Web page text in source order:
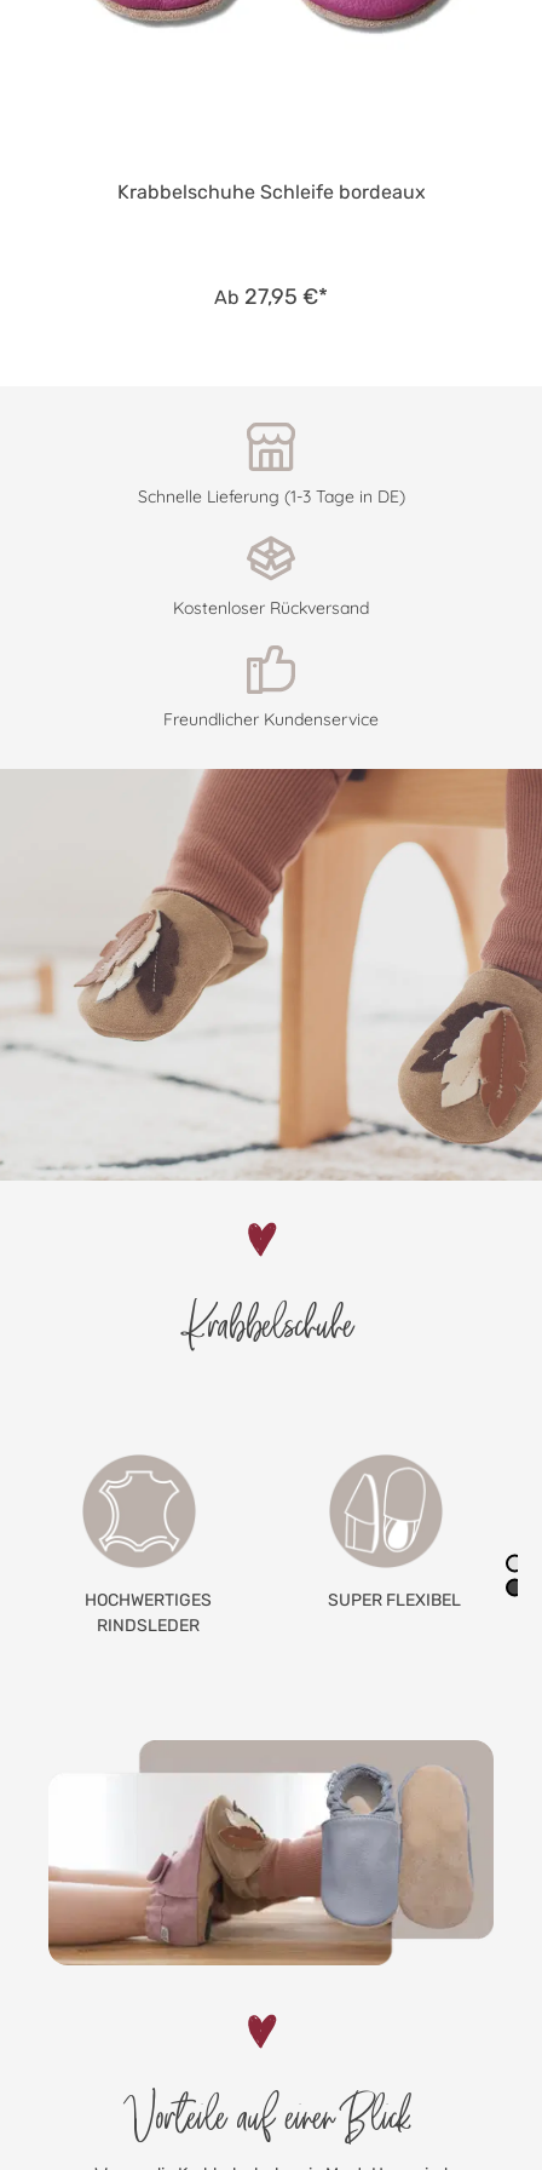
Krabbelschuhe Schleife bordeaux
Ab 27,95 €*
Schnelle Lieferung (1-3 Tage in DE)
Kostenloser Rückversand
Freundlicher Kundenservice
Krabbelschuhe
SUPER FLEXIBEL
GETEILTES
Vorteile auf einen Blick